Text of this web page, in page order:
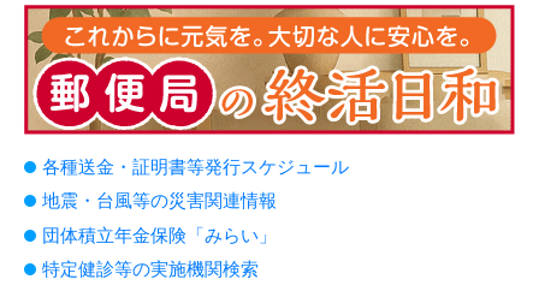
各種送金・証明書等発行スケジュール
地震・台風等の災害関連情報
団体積立年金保険「みらい」
特定健診等の実施機関検索